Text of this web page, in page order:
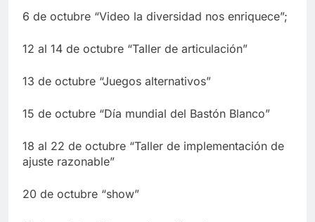
6 de octubre “Video la diversidad nos enriquece”;
12 al 14 de octubre “Taller de articulación”
13 de octubre “Juegos alternativos”
15 de octubre “Día mundial del Bastón Blanco”
18 al 22 de octubre “Taller de implementación de
ajuste razonable”
20 de octubre “show”